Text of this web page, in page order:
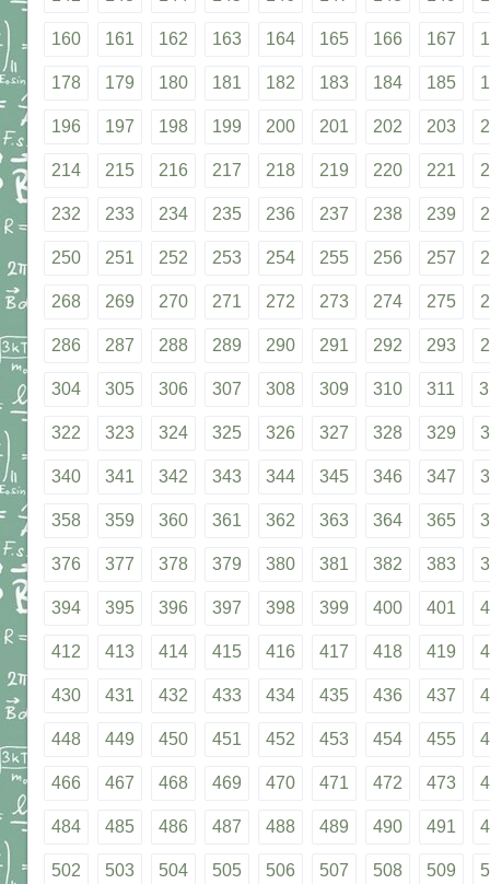
160 161 162 163 164 165 166 167
178 179 180 181 182 183 184 185
196 197 198 199 200 201 202 203
214 215 216 217 218 219 220 221
232 233 234 235 236 237 238 239
250 251 252 253 254 255 256 257
268 269 270 271 272 273 274 275
286 287 288 289 290 291 292 293
304 305 306 307 308 309 310 311
322 323 324 325 326 327 328 329
340 341 342 343 344 345 346 347
358 359 360 361 362 363 364 365
376 377 378 379 380 381 382 383
394 395 396 397 398 399 400 401
412 413 414 415 416 417 418 419
430 431 432 433 434 435 436 437
448 449 450 451 452 453 454 455
466 467 468 469 470 471 472 473
484 485 486 487 488 489 490 491
502 503 504 505 506 507 508 509